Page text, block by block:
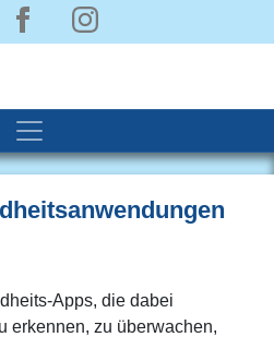
Apps, die dabei
erkennen, zu überwachen,